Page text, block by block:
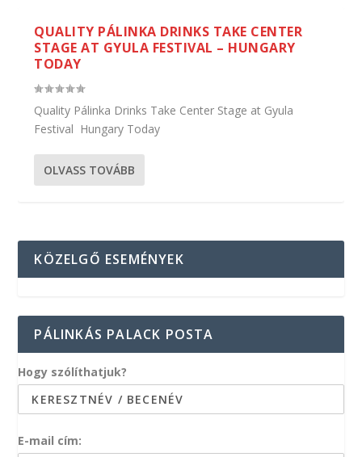
QUALITY PÁLINKA DRINKS TAKE CENTER
STAGE AT GYULA FESTIVAL – HUNGARY
TODAY
Quality Pálinka Drinks Take Center Stage at Gyula
Festival Hungary Today
OLVASS TOVÁBB
KÖZELGŐ ESEMÉNYEK
PÁLINKÁS PALACK POSTA
Hogy szólíthatjuk?
E-mail cím: